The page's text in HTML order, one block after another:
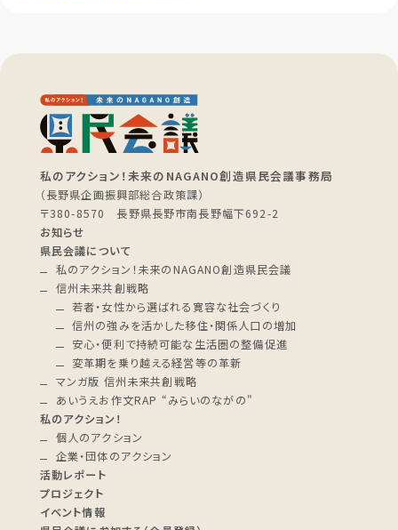
私のアクション！未来のNAGANO創造県民会議事務局
（長野県企画振興部総合政策課）
〒380-8570 長野県長野市南長野幅下692-2
お知らせ
県民会議について
私のアクション！未来のNAGANO創造県民会議
信州未来共創戦略
若者・女性から選ばれる寛容な社会づくり
信州の強みを活かした移住・関係人口の増加
安心・便利で持続可能な生活圏の整備促進
変革期を乗り越える経営等の革新
マンガ版 信州未来共創戦略
あいうえお作文RAP “みらいのながの"
私のアクション！
個人のアクション
企業・団体のアクション
活動レポート
プロジェクト
イベント情報